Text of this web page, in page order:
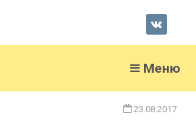
Меню
23.08.2017